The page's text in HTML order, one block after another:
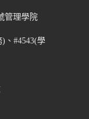
管理學院
)、#4543(學